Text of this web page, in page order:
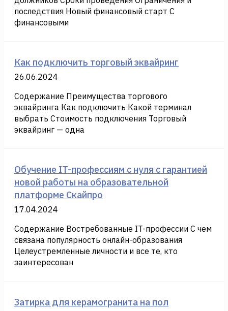
последствия Новый финансовый старт С
финансовыми
Как подключить торговый эквайринг
26.06.2024
Содержание Преимущества торгового
эквайринга Как подключить Какой терминал
выбрать Стоимость подключения Торговый
эквайринг — одна
Обучение IT-профессиям с нуля с гарантией
новой работы на образовательной
платформе Скайпро
17.04.2024
Содержание Востребованные IT-профессии С чем
связана популярность онлайн-образования
Целеустремленные личности и все те, кто
заинтересован
Затирка для керамогранита на пол